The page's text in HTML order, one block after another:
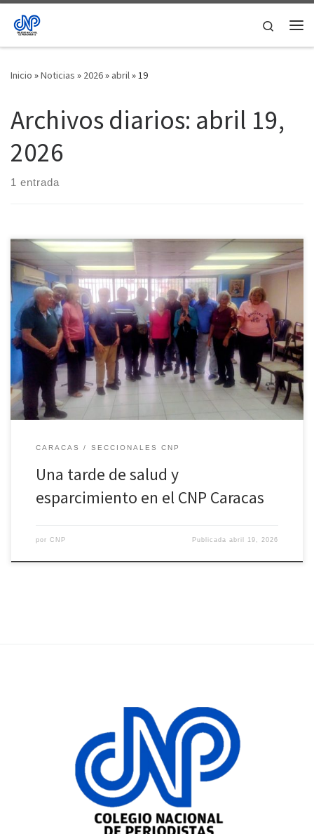
Saltar al contenido
Search
Inicio »Noticias » 2026» abril»19
Archivos diarios: abril 19,
2026
1 entrada
Una jornada de charlas, consejos y prácticas de salud,
acompañada con música en vivo, baile, cata, degustación y
muchas sorpresas, se celebró el reciente sábado 18 de abril en el
Colegio Nacional de Periodistas de Caracas, organizado por el
grupo promotor de la Fundación Años Dorados del Periodista. El
evento […]
CARACAS SECCIONALES CNP
Una tarde de salud y
esparcimiento en el CNP Caracas
por CNP Publicadaabril 19, 2026